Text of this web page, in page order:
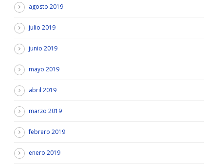
agosto 2019
julio 2019
junio 2019
mayo 2019
abril 2019
marzo 2019
febrero 2019
enero 2019